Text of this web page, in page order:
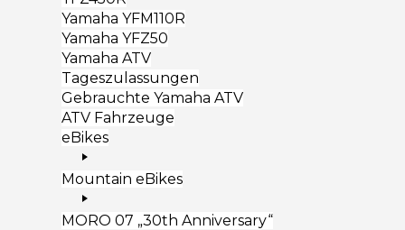
Yamaha YFM110R
Yamaha YFZ50
Yamaha ATV
Tageszulassungen
Gebrauchte Yamaha ATV
ATV Fahrzeuge
eBikes
Mountain eBikes
MORO 07 „30th Anniversary“